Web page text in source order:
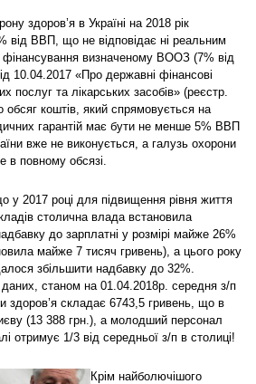
здоров’я в Україні на 2018 рік
від ВВП, що не відповідає ні реальним
фінансування визначеному ВООЗ (7% від
10.04.2017 «Про державні фінансові
послуг та лікарських засобів» (реєстр.
коштів, який спрямовується на
гарантій має бути не менше 5% ВВП
вже не виконується, а галузь охорони
в повному обсязі.
у 2017 році для підвищення рівня життя
столична влада встановила
до зарплатні у розмірі майже 26%
майже 7 тисяч гривень), а цього року
збільшити надбавку до 32%.
даних, станом на 01.04.2018р. середня з/п
здоров’я складає 6743,5 гривень, що в
(13 388 грн.), а молодший персонал
отримує 1/3 від середньої з/п в столиці!
Крім найболючішого